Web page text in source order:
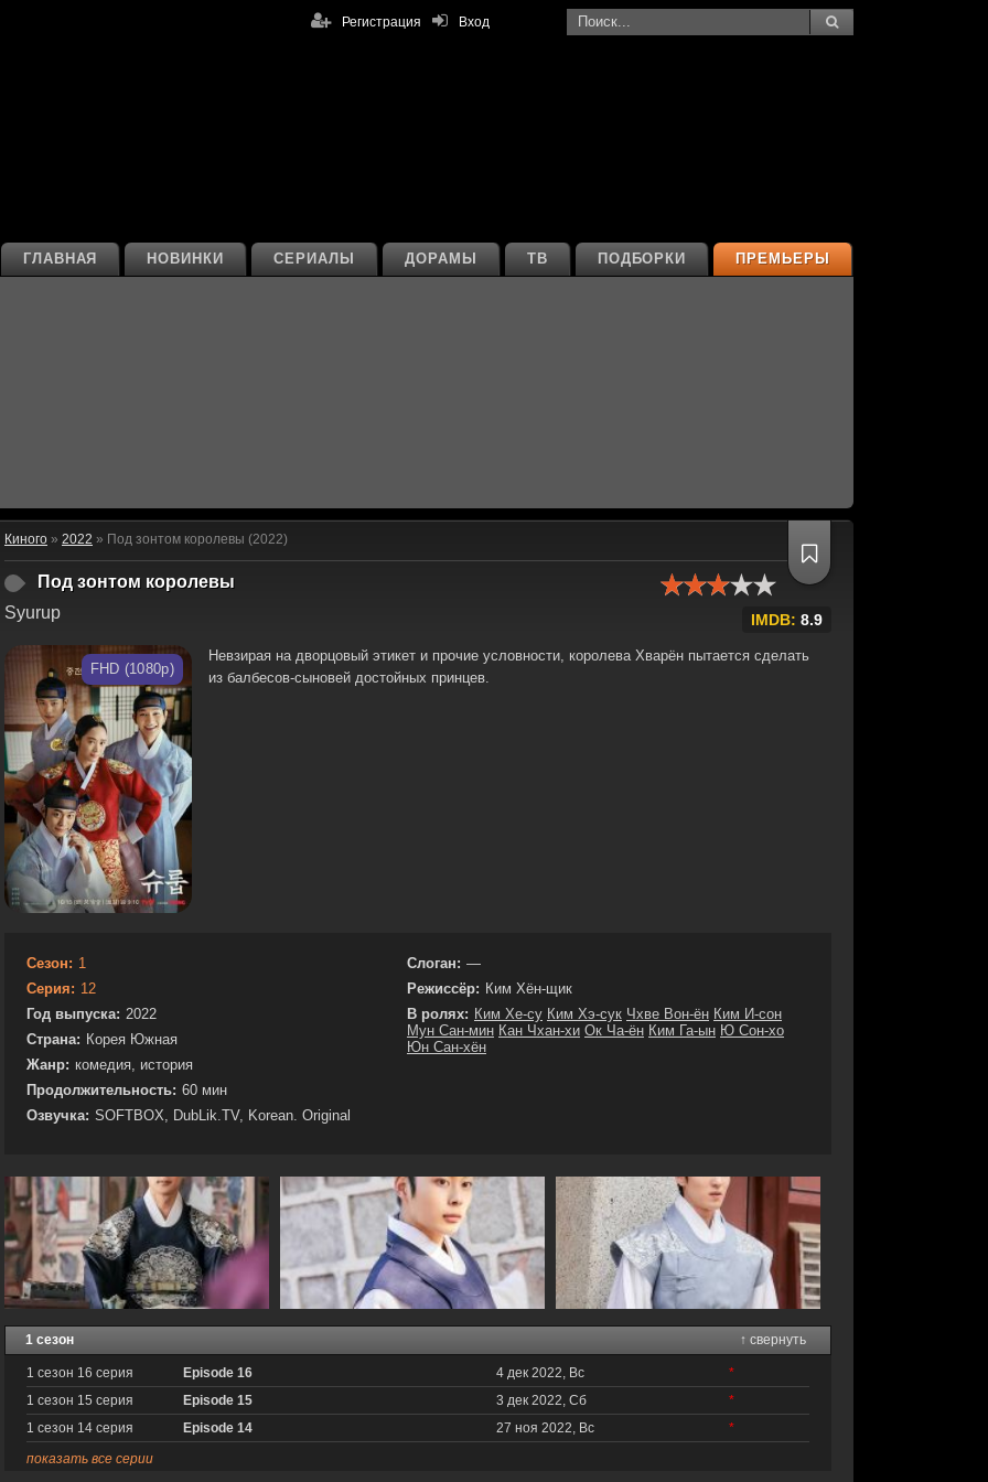
Вход
Регистрация
ПРЕМЬЕРЫ
ПОДБОРКИ
ТВ
ДОРАМЫ
СЕРИАЛЫ
НОВИНКИ
ГЛАВНАЯ
Киного » 2022 » Под зонтом королевы (2022)
Под зонтом королевы
Syurup
IMDB: 8.9
FHD (1080p)
Невзирая на дворцовый этикет и прочие условности, королева Хварён пытается сделать
из балбесов-сыновей достойных принцев.
Сезон: 1
Серия: 12
Год выпуска: 2022
Страна: Корея Южная
Жанр: комедия, история
Продолжительность: 60 мин
Озвучка: SOFTBOX, DubLik.TV, Korean. Original
Слоган: —
Режиссёр: Ким Хён-щик
В ролях: Ким Хе-су Ким Хэ-сук Чхве Вон-ён Ким И-сон
Мун Сан-мин Кан Чхан-хи Ок Ча-ён Ким Га-ын Ю Сон-хо
Юн Сан-хён
1 сезон ↑ свернуть
1 сезон 16 серия Episode 16 4 дек 2022, Вс
*
1 сезон 15 серия
Episode 15 3 дек 2022, Сб
*
1 сезон 14 серия
Episode 14 27 ноя 2022, Вс
*
показать все серии